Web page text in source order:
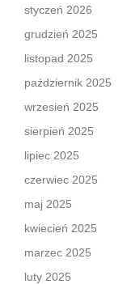
styczeń 2026
grudzień 2025
listopad 2025
październik 2025
wrzesień 2025
sierpień 2025
lipiec 2025
czerwiec 2025
maj 2025
kwiecień 2025
marzec 2025
luty 2025